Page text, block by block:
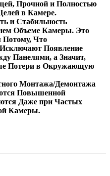
Прочной и Полностью
в Камере.
и Стабильность
Объеме Камеры. Это
Что
Появление
Панелями, а Значит,
Потери в Окружающую
Монтажа/Демонтажа
Повышенной
Даже при Частых
Камеры.